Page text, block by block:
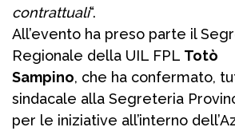
contrattuali“.
All’evento ha preso parte il
Regionale della UIL FPL Totò
Sampino, che ha confermato,
sindacale alla Segreteria
per le iniziative all’interno